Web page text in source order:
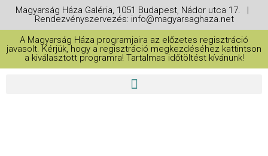
Magyarság Háza Galéria, 1051 Budapest, Nádor utca 17. |
Rendezvényszervezés: info@magyarsaghaza.net
A Magyarság Háza programjaira az előzetes regisztráció
javasolt. Kérjük, hogy a regisztráció megkezdéséhez kattintson
a kiválasztott programra! Tartalmas időtöltést kívánunk!